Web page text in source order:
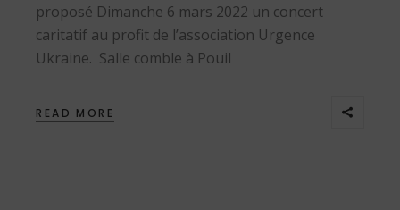
proposé Dimanche 6 mars 2022 un concert
caritatif au profit de l’association Urgence
Ukraine. Salle comble à Pouil
READ MORE